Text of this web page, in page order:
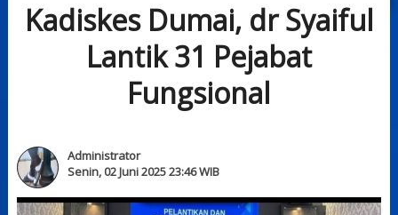
Kadiskes Dumai, dr Syaiful
Lantik 31 Pejabat
Fungsional
Administrator
Senin, 02 Juni 2025 23:46 WIB